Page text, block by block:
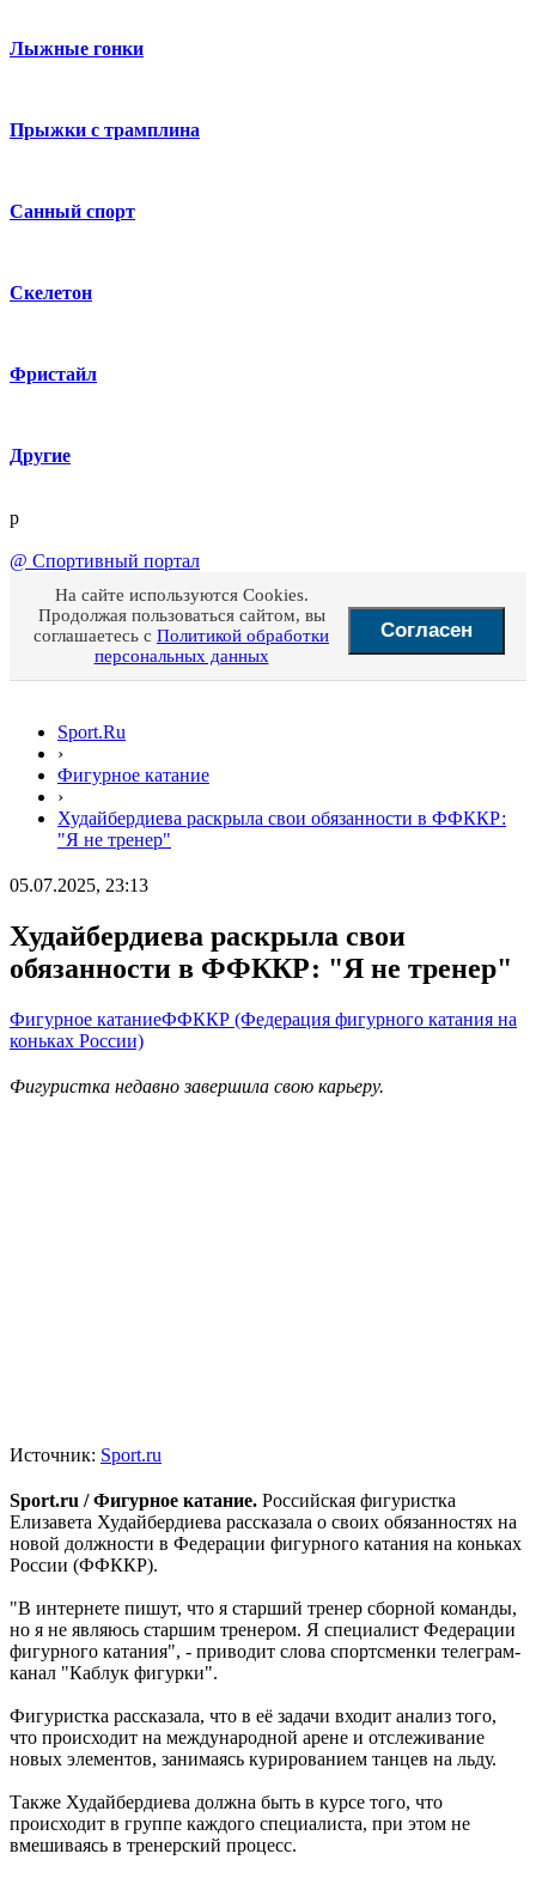
Лыжные гонки
Прыжки с трамплина
Санный спорт
Скелетон
Фристайл
Другие
p
@ Спортивный портал
На сайте используются Cookies.
Продолжая пользоваться сайтом, вы
соглашаетесь с Политикой обработки
персональных данных
Согласен
Sport.Ru
›
Фигурное катание
›
Худайбердиева раскрыла свои обязанности в ФФККР:
"Я не тренер"
05.07.2025, 23:13
Худайбердиева раскрыла свои
обязанности в ФФККР: "Я не тренер"
Фигурное катаниеФФККР (Федерация фигурного катания на
коньках России)
Фигуристка недавно завершила свою карьеру.
Источник: Sport.ru
Sport.ru / Фигурное катание. Российская фигуристка
Елизавета Худайбердиева рассказала о своих обязанностях на
новой должности в Федерации фигурного катания на коньках
России (ФФККР).
"В интернете пишут, что я старший тренер сборной команды,
но я не являюсь старшим тренером. Я специалист Федерации
фигурного катания", - приводит слова спортсменки телеграм-
канал "Каблук фигурки".
Фигуристка рассказала, что в её задачи входит анализ того,
что происходит на международной арене и отслеживание
новых элементов, занимаясь курированием танцев на льду.
Также Худайбердиева должна быть в курсе того, что
происходит в группе каждого специалиста, при этом не
вмешиваясь в тренерский процесс.